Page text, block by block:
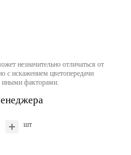
незначительно отличаться от
с искажением цветопередачи
иными факторами.
шт